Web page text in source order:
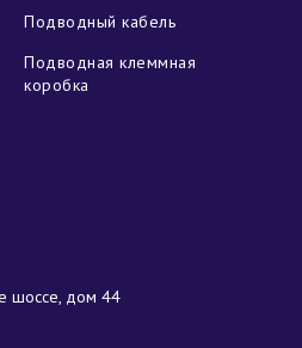
Подводный кабель
Подводная клеммная
коробка
шоссе, дом 44